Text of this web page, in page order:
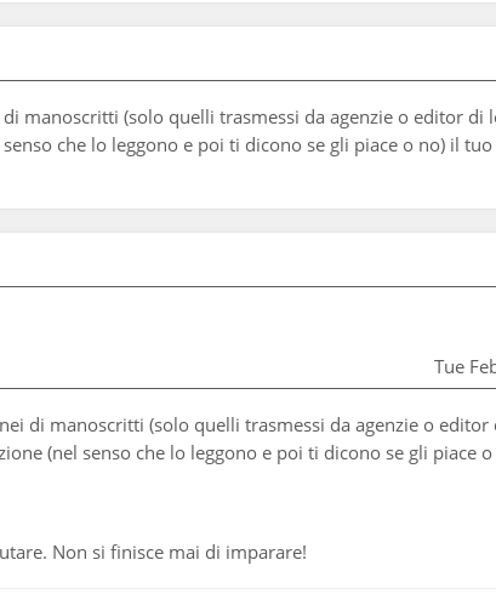
manoscritti (solo quelli trasmessi da agenzie o editor di
che lo leggono e poi ti dicono se gli piace o no) il tuo
Tue
di manoscritti (solo quelli trasmessi da agenzie o editor
(nel senso che lo leggono e poi ti dicono se gli piace
Non si finisce mai di imparare!